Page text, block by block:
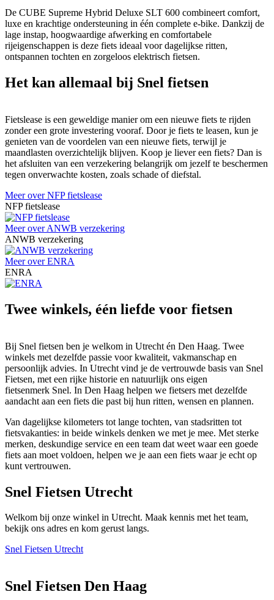
De CUBE Supreme Hybrid Deluxe SLT 600 combineert comfort,
luxe en krachtige ondersteuning in één complete e-bike. Dankzij de
lage instap, hoogwaardige afwerking en comfortabele
rijeigenschappen is deze fiets ideaal voor dagelijkse ritten,
ontspannen tochten en zorgeloos elektrisch fietsen.
Het kan allemaal bij Snel fietsen
Fietslease is een geweldige manier om een nieuwe fiets te rijden
zonder een grote investering vooraf. Door je fiets te leasen, kun je
genieten van de voordelen van een nieuwe fiets, terwijl je
maandlasten overzichtelijk blijven. Koop je liever een fiets? Dan is
het afsluiten van een verzekering belangrijk om jezelf te beschermen
tegen onverwachte kosten, zoals schade of diefstal.
Meer over NFP fietslease
NFP fietslease
Meer over ANWB verzekering
ANWB verzekering
Meer over ENRA
ENRA
Twee winkels, één liefde voor fietsen
Bij Snel fietsen ben je welkom in Utrecht én Den Haag. Twee
winkels met dezelfde passie voor kwaliteit, vakmanschap en
persoonlijk advies. In Utrecht vind je de vertrouwde basis van Snel
Fietsen, met een rijke historie en natuurlijk ons eigen
fietsenmerk Snel. In Den Haag helpen we fietsers met dezelfde
aandacht aan een fiets die past bij hun ritten, wensen en plannen.
Van dagelijkse kilometers tot lange tochten, van stadsritten tot
fietsvakanties: in beide winkels denken we met je mee. Met sterke
merken, deskundige service en een team dat weet waar een goede
fiets aan moet voldoen, helpen we je aan een fiets waar je echt op
kunt vertrouwen.
Snel Fietsen Utrecht
Welkom bij onze winkel in Utrecht. Maak kennis met het team,
bekijk ons adres en kom gerust langs.
Snel Fietsen Utrecht
Snel Fietsen Den Haag